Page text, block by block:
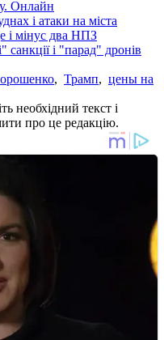
Онлайн
і атаки на міста
і мінус два НПЗ
і "парад" дронів
, Трамп, цены на
необхідний текст і
про це редакцію.